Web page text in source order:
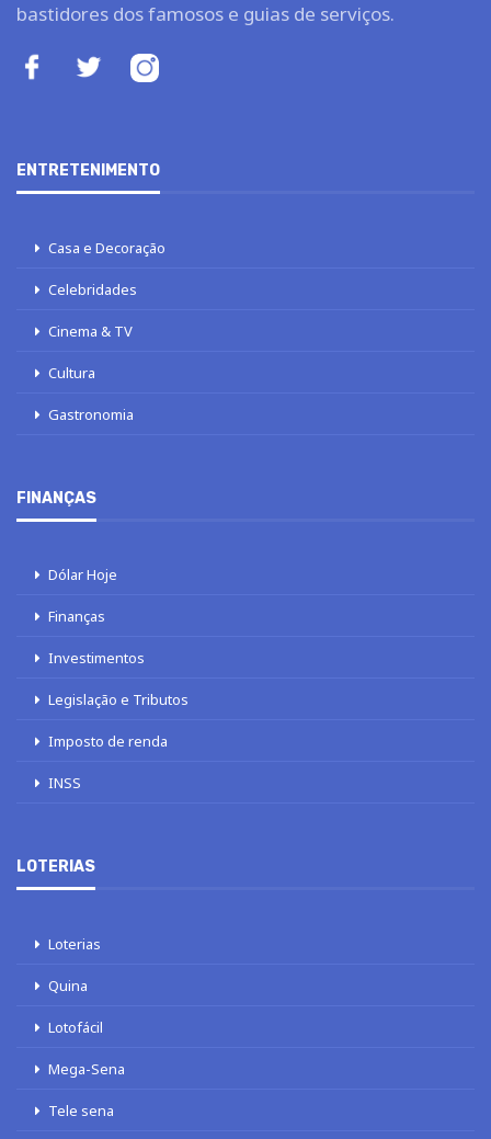
bastidores dos famosos e guias de serviços.
ENTRETENIMENTO
Casa e Decoração
Celebridades
Cinema & TV
Cultura
Gastronomia
FINANÇAS
Dólar Hoje
Finanças
Investimentos
Legislação e Tributos
Imposto de renda
INSS
LOTERIAS
Loterias
Quina
Lotofácil
Mega-Sena
Tele sena